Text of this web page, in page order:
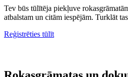
Tev būs tūlītēja piekļuve
atbalstam un citām iespējām. Turklāt
Reģistrēties tūlīt